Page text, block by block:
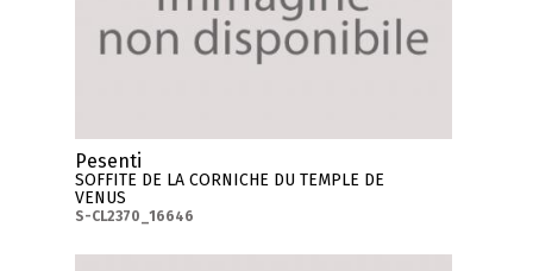
Pesenti
SOFFITE DE LA CORNICHE DU TEMPLE DE
VENUS
S-CL2370_16646